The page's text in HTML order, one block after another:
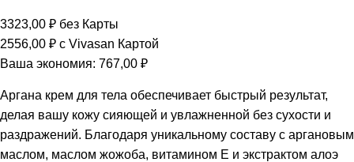
3323,00 ₽ без Карты
2556,00 ₽ с Vivasan Картой
Ваша экономия: 767,00 ₽
Аргана крем для тела обеспечивает быстрый результат,
делая вашу кожу сияющей и увлажненной без сухости и
раздражений. Благодаря уникальному составу с аргановым
маслом, маслом жожоба, витамином E и экстрактом алоэ